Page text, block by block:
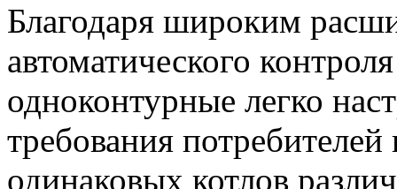
Благодаря широким
автоматического
одноконтурные легко
требования потребителей
одинаковых котлов